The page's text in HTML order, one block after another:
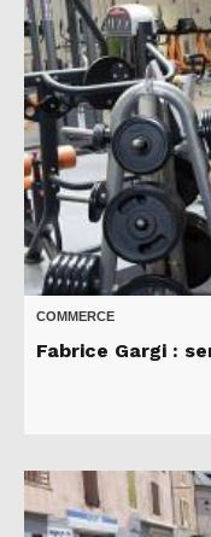
COMMERCE
Fabrice Gargi :